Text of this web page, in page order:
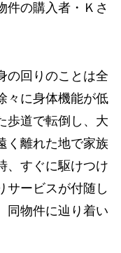
件の購入者・Ｋさ
の回りのことは全
々に身体機能が低
歩道で転倒し、大
く離れた地で家族
、すぐに駆けつけ
サービスが付随し
同物件に辿り着い